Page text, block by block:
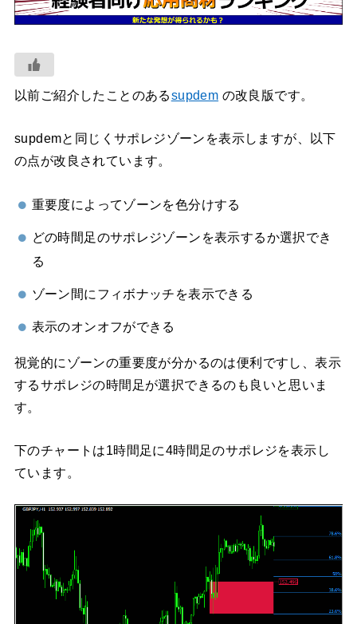
以前ご紹介したことのあるsupdem の改良版です。
supdemと同じくサポレジゾーンを表示しますが、以下
の点が改良されています。
重要度によってゾーンを色分けする
どの時間足のサポレジゾーンを表示するか選択でき
る
ゾーン間にフィボナッチを表示できる
表示のオンオフができる
視覚的にゾーンの重要度が分かるのは便利ですし、表示
するサポレジの時間足が選択できるのも良いと思いま
す。
下のチャートは1時間足に4時間足のサポレジを表示し
ています。